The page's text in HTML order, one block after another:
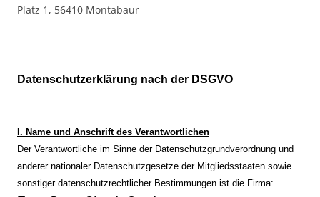
Platz 1, 56410 Montabaur
Datenschutzerklärung nach der DSGVO
I. Name und Anschrift des Verantwortlichen
Der Verantwortliche im Sinne der Datenschutzgrundverordnung und
anderer nationaler Datenschutzgesetze der Mitgliedsstaaten sowie
sonstiger datenschutzrechtlicher Bestimmungen ist die Firma: